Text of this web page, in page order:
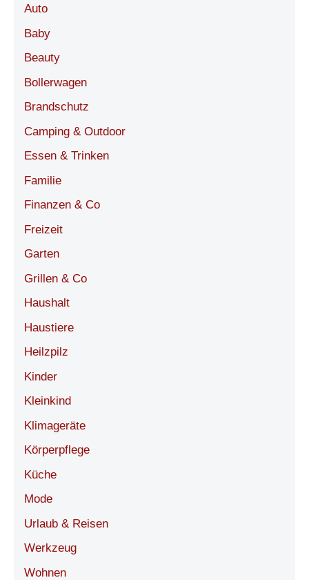
Auto
Baby
Beauty
Bollerwagen
Brandschutz
Camping & Outdoor
Essen & Trinken
Familie
Finanzen & Co
Freizeit
Garten
Grillen & Co
Haushalt
Haustiere
Heilzpilz
Kinder
Kleinkind
Klimageräte
Körperpflege
Küche
Mode
Urlaub & Reisen
Werkzeug
Wohnen